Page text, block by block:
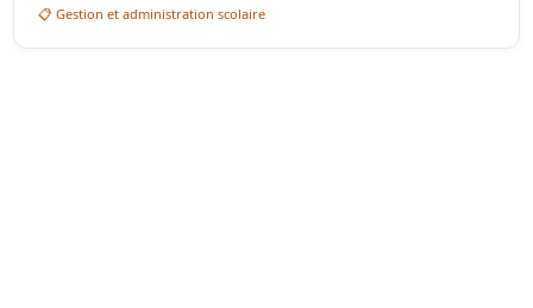
📋 Gestion et administration scolaire